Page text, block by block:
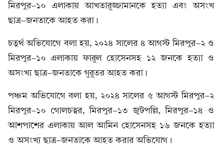
মিরপুর-১০ এলাকায় আখতারুজ্জামানকে হত্যা এবং অসংখ
ছাত্র-জনতাকে আহত করা।
চতুর্থ অভিযোগে বলা হয়, ২০২৪ সালের ৪ আগস্ট মিরপুর-২ ও
মিরপুর-১০ এলাকায় ফারুল হোসেনসহ ১২ জনকে হত্যা ও
অসংখ্য ছাত্র-জনতাকে গুরুতর আহত করা।
পঞ্চম অভিযোগে বলা হয়, ২০২৪ সালের ৫ আগস্ট মিরপুর-২
মিরপুর-১০ গোলচত্বর, মিরপুর-১৩ জুটপল্লি, মিরপুর-১৪ ও
আশপাশের এলাকায় আল আমিন হোসেনসহ ১৬ জনকে হত্যা
ও অসংখ্য ছাত্র-জনতাকে আহত করার অভিযোগ।